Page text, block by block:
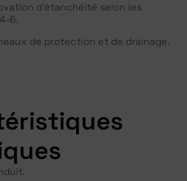
d’étanchéité selon les
6.
de protection et de drainage.